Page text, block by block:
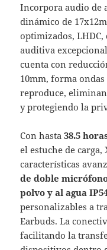
Incorpora audio de
dinámico de
optimizados,
auditiva
cuenta con
10mm, forma
reproduce,
y protegiendo la
Con hasta38.5
el estuche de
características
de doble
polvo y al agua
personalizables a
Earbuds. La
facilitando la